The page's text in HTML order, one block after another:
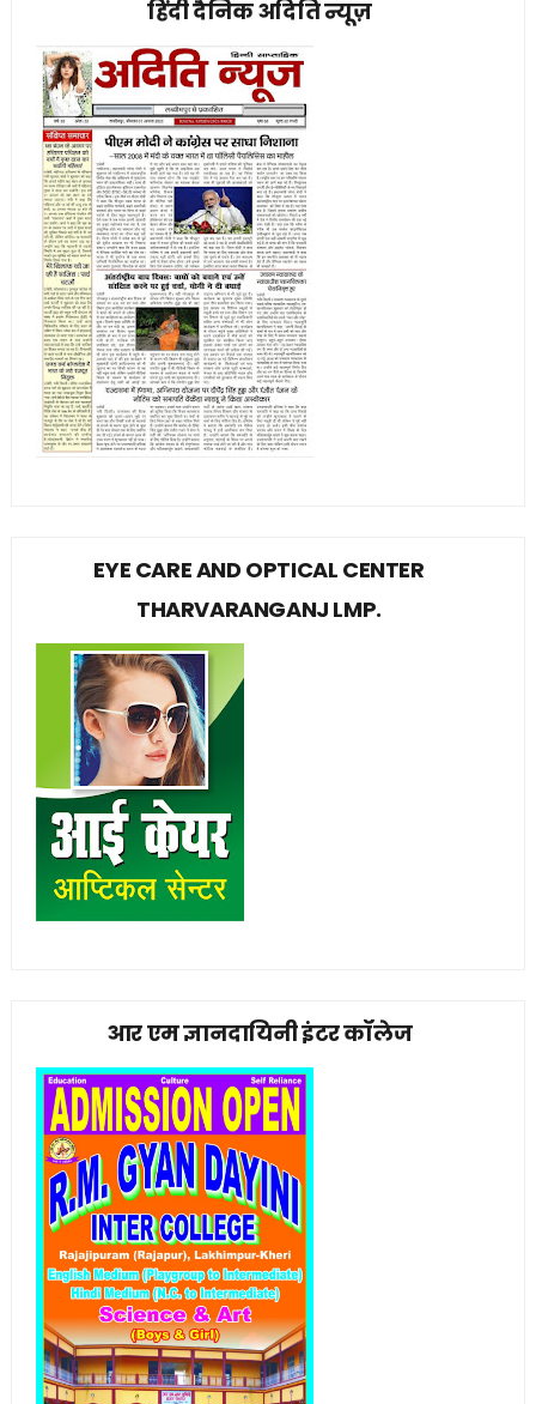
हिंदी दैनिक अदिति न्यूज़
EYE CARE AND OPTICAL CENTER
THARVARANGANJ LMP.
आर एम ज्ञानदायिनी इंटर कॉलेज